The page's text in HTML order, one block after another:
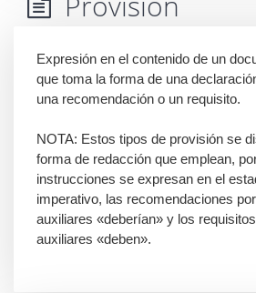
Expresión en el contenido de un
que toma la forma de una
una recomendación o un requisito.
NOTA: Estos tipos de provisión se
forma de redacción que emplean,
instrucciones se expresan en el
imperativo, las recomendaciones
auxiliares «deberían» y los
auxiliares «deben».